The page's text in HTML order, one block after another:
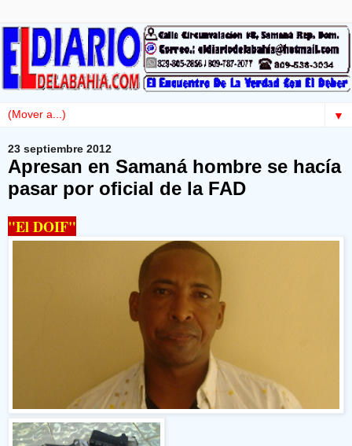
▼
23 septiembre 2012
Apresan en Samaná hombre se hacía
pasar por oficial de la FAD
"El DOIF"